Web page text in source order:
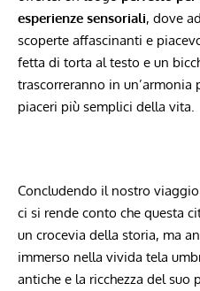
esperienze sensoriali, dove
scoperte affascinanti e
⁤fetta di ⁤torta al testo e un
trascorreranno in
piaceri più semplici della vita.
​Concludendo‍ il nostro
ci⁤ si rende conto che questa
un crocevia della storia, ma
immerso nella ⁢vivida tela⁢
antiche ⁢e la ‌ricchezza del suo